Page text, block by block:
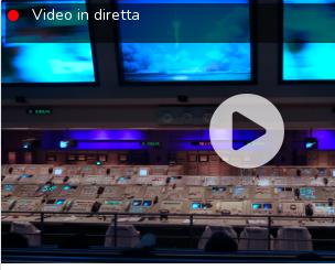
Video in diretta